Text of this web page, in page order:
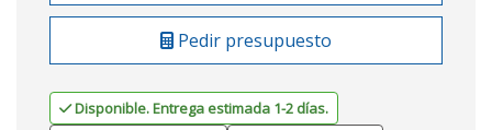
Pedir presupuesto
Disponible. Entrega estimada 1-2 días.